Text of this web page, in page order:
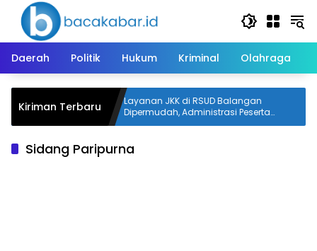
Langsung
konten
Daerah
Politik Hukum Kriminal Olahraga
Kiriman Terbaru
Pulang
Layanan JKK di RSUD Balangan
Dipermudah, Administrasi Peserta
Disinkronkan
Sidang Paripurna